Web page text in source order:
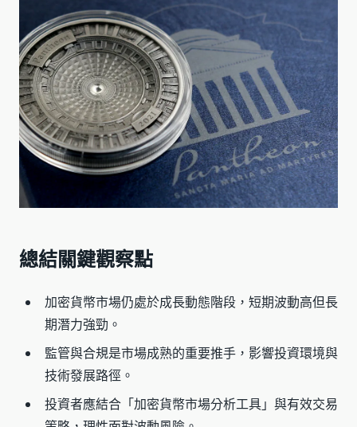
總結關鍵觀察點
加密貨幣市場仍處於成長動態階段，短期波動高但長
期潛力強勁。
監管與合規是市場成熟的重要推手，影響投資環境與
技術發展路徑。
投資者應結合「加密貨幣市場分析工具」與有效交易